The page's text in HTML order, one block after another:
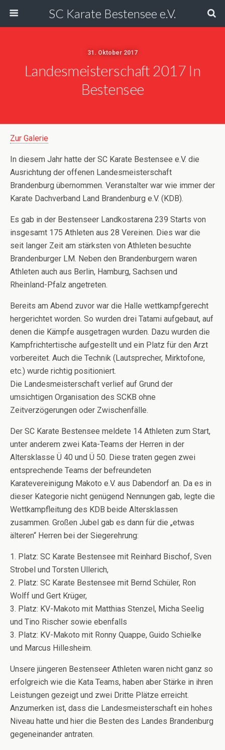
SC Karate Bestensee e.V.
31. Oktober 2017
Landesmeisterschaft 2017 In
Bestensee
Zur Galerie
In diesem Jahr hatte der SC Karate Bestensee e.V. die
Ausrichtung der offenen Landesmeisterschaft
Brandenburg übernommen. Veranstalter war wie immer der
Karate Dachverband Land Brandenburg e.V. (KDB).
Es gab in der Bestenseer Landkostarena 239 Starts von
insgesamt 175 Athleten aus 28 Vereinen. Dies war die
seit langer Zeit am stärksten von Athleten besuchte
Brandenburger LM. Neben den Brandenburgern waren
Athleten auch aus Berlin, Hamburg, Sachsen und
Rheinland-Pfalz angetreten.
Bereits am Abend zuvor war die Halle wettkampfgerecht
hergerichtet worden. So wurden drei Tatami aufgebaut, auf
denen die Kämpfe ausgetragen wurden. Dazu wurden die
Kampfrichtertische aufgestellt und ein Platz für den Arzt
vorbereitet. Auch die Technik (Lautsprecher, Mirktofone,
etc.) wurde richtig positioniert.
Die Landesmeisterschaft verlief auf Grund der
umsichtigen Organisation des SCKB ohne
Zeitverzögerungen oder Zwischenfälle.
Der SC Karate Bestensee meldete 14 Athleten zum Start,
unter anderem zwei Kata-Teams der Herren in der
Altersklasse Ü 40 und Ü 50. Diese traten gegen zwei
entsprechende Teams der befreundeten
Karatevereinigung Makoto e.V. aus Dabendorf an. Da es in
dieser Kategorie nicht genügend Nennungen gab, legte die
Wettkampfleitung des KDB beide Altersklassen
zusammen. Großen Jubel gab es dann für die „etwas
älteren“ Herren bei der Siegerehrung:
1. Platz: SC Karate Bestensee mit Reinhard Bischof, Sven
Strobel und Torsten Ullerich,
2. Platz: SC Karate Bestensee mit Bernd Schüler, Ron
Wolff und Gert Krüger,
3. Platz: KV-Makoto mit Matthias Stenzel, Micha Seelig
und Tino Rischer sowie ebenfalls
3. Platz: KV-Makoto mit Ronny Quappe, Guido Schielke
und Marcus Hillesheim.
Unsere jüngeren Bestenseer Athleten waren nicht ganz so
erfolgreich wie die Kata Teams, haben aber Stärke in ihren
Leistungen gezeigt und zwei Dritte Plätze erreicht.
Anzumerken ist, dass die Landesmeisterschaft ein hohes
Niveau hatte und hier die Besten des Landes Brandenburg
gegeneinander antraten.